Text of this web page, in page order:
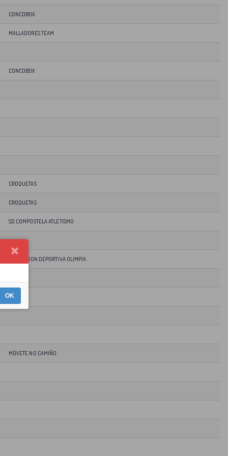
CONCOBOX
MALLADORES TEAM
CONCOBOX
CROQUETAS
CROQUETAS
SD COMPOSTELA ATLETISMO
ASOCIACION DEPORTIVA OLIMPIA
MÓVETE NO CAMIÑO
OK